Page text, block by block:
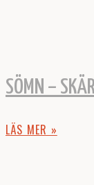
SÖMN –
LÄS MER »